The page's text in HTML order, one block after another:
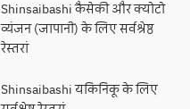
Shinsaibashi कैसेकी और क्योटो
व्यंजन (जापानी) के लिए सर्वश्रेष्ठ
रेस्तरां
Shinsaibashi यकिनिकू के लिए